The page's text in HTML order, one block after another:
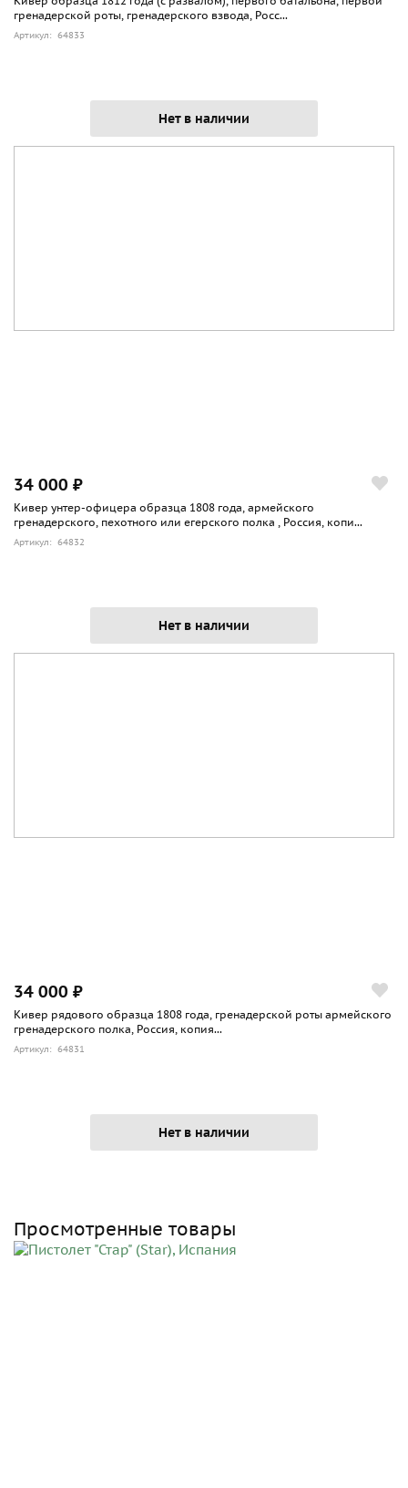
гренадерской роты, гренадерского взвода, Росс...
Артикул: 64833
Нет в наличии
34 000 ₽
Кивер унтер-офицера образца 1808 года, армейского
гренадерского, пехотного или егерского полка , Россия, копи...
Артикул: 64832
Нет в наличии
34 000 ₽
Кивер рядового образца 1808 года, гренадерской роты армейского
гренадерского полка, Россия, копия...
Артикул: 64831
Нет в наличии
Просмотренные товары